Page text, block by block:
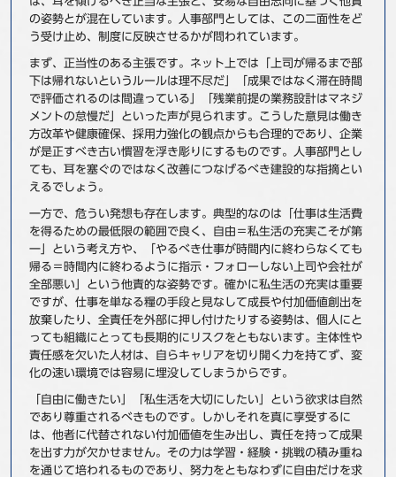
BBSグループネットワーク サステナビリティ 企業情報
株主・投資家情報 採用情報
ニュース
お問い合わせ
の姿勢とが混在しています。人事部門としては、この二面性をど
う受け止め、制度に反映させるかが問われています。
まず、正当性のある主張です。ネット上では「上司が帰るまで部
下は帰れないというルールは理不尽だ」「成果ではなく滞在時間
で評価されるのは間違っている」「残業前提の業務設計はマネジ
メントの怠慢だ」といった声が見られます。こうした意見は働き
方改革や健康確保、採用力強化の観点からも合理的であり、企業
が是正すべき古い慣習を浮き彫りにするものです。人事部門とし
ても、耳を塞ぐのではなく改善につなげるべき建設的な指摘とい
えるでしょう。
一方で、危うい発想も存在します。典型的なのは「仕事は生活費
を得るための最低限の範囲で良く、自由＝私生活の充実こそが第
一」という考え方や、「やるべき仕事が時間内に終わらなくても
帰る＝時間内に終わるように指示・フォローしない上司や会社が
全部悪い」という他責的な姿勢です。確かに私生活の充実は重要
ですが、仕事を単なる糧の手段と見なして成長や付加価値創出を
放棄したり、全責任を外部に押し付けたりする姿勢は、個人にと
っても組織にとっても長期的にリスクをともないます。主体性や
責任感を欠いた人材は、自らキャリアを切り開く力を持てず、変
化の速い環境では容易に埋没してしまうからです。
「自由に働きたい」「私生活を大切にしたい」という欲求は自然
であり尊重されるべきものです。しかしそれを真に享受するに
は、他者に代替されない付加価値を生み出し、責任を持って成果
を出す力が欠かせません。その力は学習・経験・挑戦の積み重ね
を通じて培われるものであり、努力をともなわずに自由だけを求